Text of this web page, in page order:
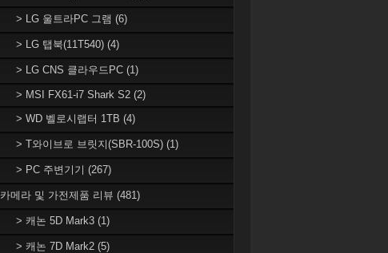
> LG 울트라PC 그램 (6)
> LG 탭북(11T540) (4)
> LG CNS 클라우드PC (1)
> MSI FX61-i7 Shark S2 (2)
> WD 벨로시랩터 1TB (4)
> T와이브로 브릿지(SBR-100S) (1)
> PC 주변기기 (267)
카메라 및 가전제품 리뷰 (481)
> 캐논 5D Mark3 (1)
> 캐논 7D Mark2 (5)